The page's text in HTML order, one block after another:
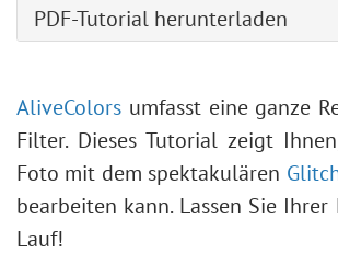
Neuronale Filter (AI)
Installation unter Windows
PDF-Tutorial herunterladen
AliveColors umfasst eine ganze
Filter. Dieses Tutorial zeigt
Foto mit dem spektakulären
bearbeiten kann. Lassen Sie Ihrer
Lauf!